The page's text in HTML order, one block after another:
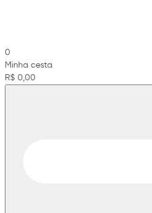
0
Minha cesta
R$ 0,00